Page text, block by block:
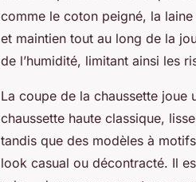
comme le coton peigné, la
et maintien tout au long de la
de l’humidité, limitant ainsi les
La coupe de la chaussette joue
chaussette haute classique,
tandis que des modèles à
look casual ou décontracté. Il